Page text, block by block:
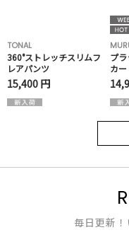
TONAL
360°ストレッチスリムフ
レアパンツ
15,400 円
プ
カー
毎日更新